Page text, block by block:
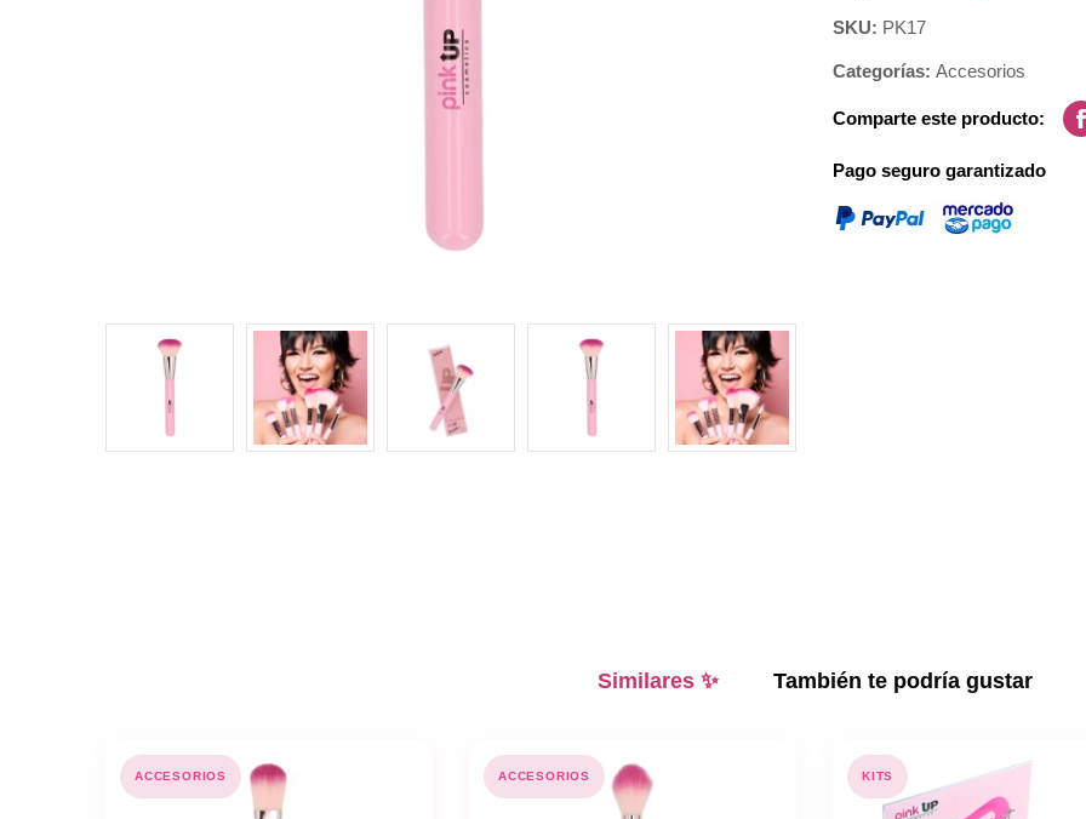
SKU: PK17
Categorías: Accesorios
Comparte este producto:
Pago seguro garantizado
Similares ✨ También te podría gustar
ACCESORIOS ACCESORIOS KITS